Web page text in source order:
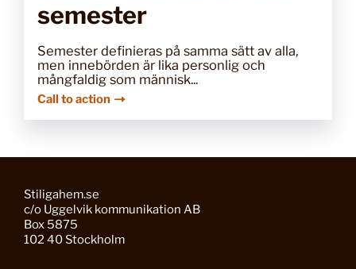
semester
Semester definieras på samma sätt av alla,
men innebörden är lika personlig och
mångfaldig som människ...
Call to action
Stiligahem.se
c/o Uggelvik kommunikation AB
Box 5875
102 40 Stockholm